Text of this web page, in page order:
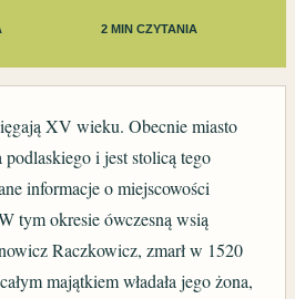
2 MIN CZYTANIA
XV wieku. Obecnie miasto
i jest stolicą tego
informacje o miejscowości
tym okresie ówczesną wsią
Raczkowicz, zmarł w 1520
majątkiem władała jego żona,